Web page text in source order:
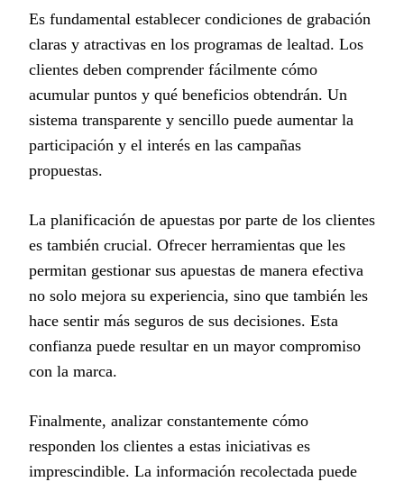
Es fundamental establecer condiciones de grabación
claras y atractivas en los programas de lealtad. Los
clientes deben comprender fácilmente cómo
acumular puntos y qué beneficios obtendrán. Un
sistema transparente y sencillo puede aumentar la
participación y el interés en las campañas
propuestas.
La planificación de apuestas por parte de los clientes
es también crucial. Ofrecer herramientas que les
permitan gestionar sus apuestas de manera efectiva
no solo mejora su experiencia, sino que también les
hace sentir más seguros de sus decisiones. Esta
confianza puede resultar en un mayor compromiso
con la marca.
Finalmente, analizar constantemente cómo
responden los clientes a estas iniciativas es
imprescindible. La información recolectada puede